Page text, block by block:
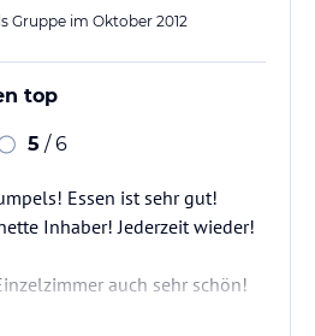
Gruppe im Oktober 2012
top
5 / 6
Essen ist sehr gut!
Inhaber! Jederzeit wieder!
auch sehr schön!